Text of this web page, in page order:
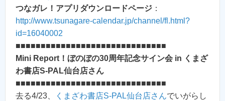
つなガレ！アプリダウンロードページ ：
http://www.tsunagare-calendar.jp/channel/fl.html?
id=16040002
■■■■■■■■■■■■■■■■■■■■■■■■■■■■■■
Mini Report！ぼのぼの30周年記念サイン会 in くまざ
わ書店S-PAL仙台店さん
■■■■■■■■■■■■■■■■■■■■■■■■■■■■■■
去る4/23、
くまざわ書店S-PAL仙台店さんでいがらし